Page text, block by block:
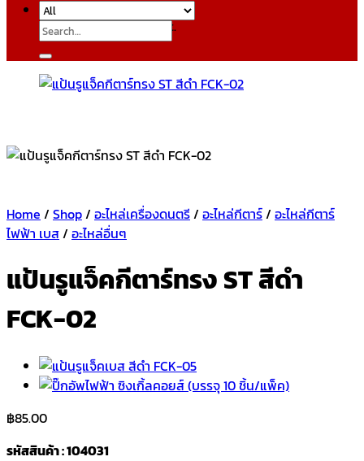
No products in the cart.
Search
for:
Home / Shop/ อะไหล่เครื่องดนตรี/ อะไหล่กีตาร์/ อะไหล่กีตาร์
ไฟฟ้า เบส/ อะไหล่อื่นๆ
แป้นรูแจ็คกีตาร์ทรง ST สีดำ
FCK-02
฿85.00
รหัสสินค้า : 104031